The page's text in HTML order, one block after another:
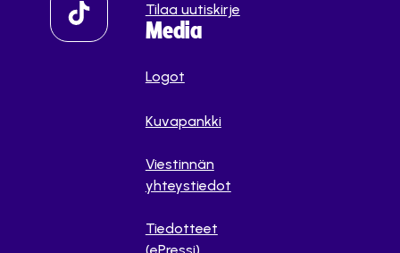
Tilaa uutiskirje
Media
Logot
Kuvapankki
Viestinnän
yhteystiedot
Tiedotteet